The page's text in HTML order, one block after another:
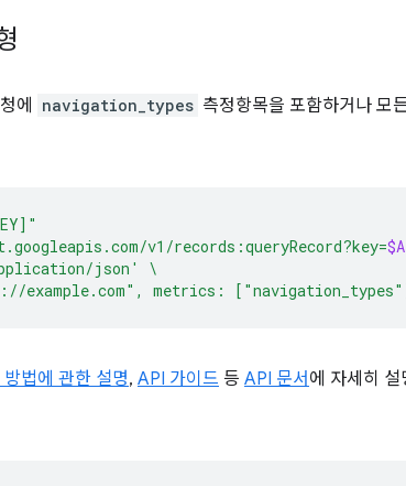
에 navigation_types 측정항목을 포함하거나 모
v1/records:queryRecord?key=
json'
\
metrics:
법에 관한 설명, API 가이드 등 API 문서 에 자세히 설